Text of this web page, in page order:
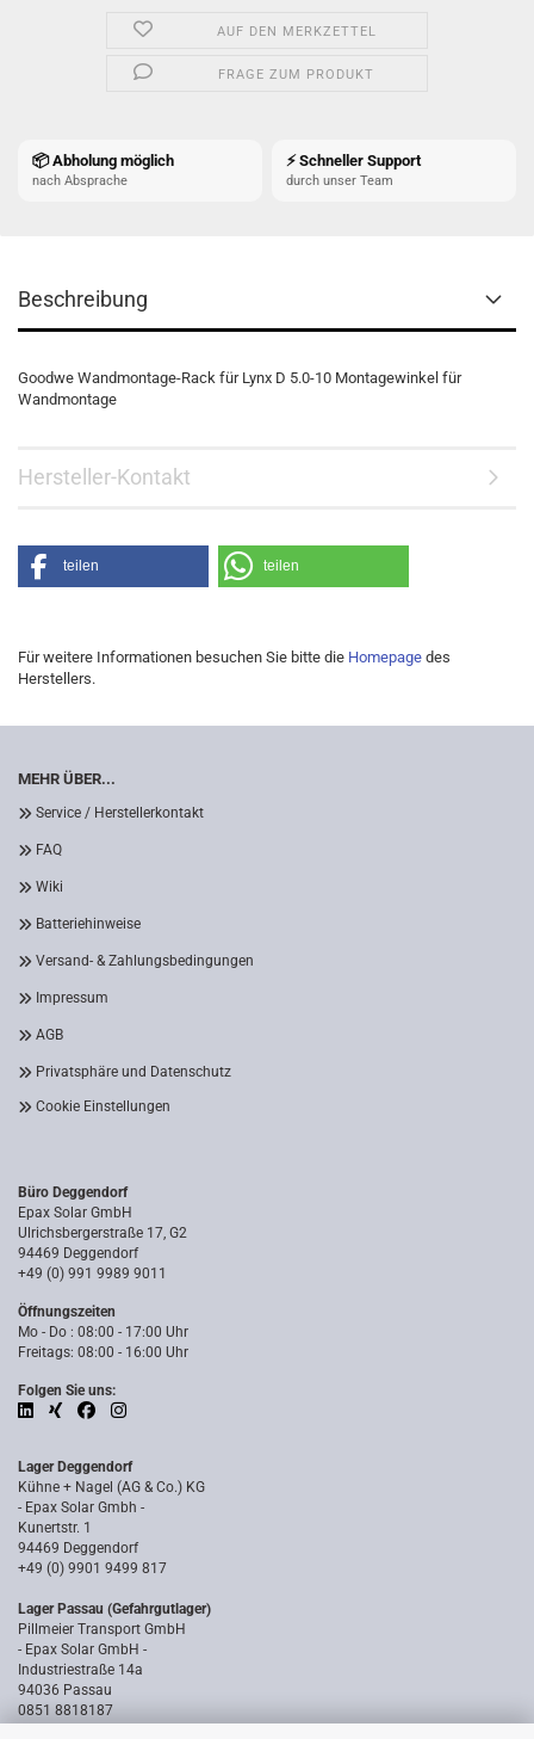
AUF DEN MERKZETTEL
FRAGE ZUM PRODUKT
📦 Abholung möglich
nach Absprache
⚡ Schneller Support
durch unser Team
Beschreibung
Goodwe Wandmontage-Rack für Lynx D 5.0-10 Montagewinkel für
Wandmontage
Hersteller-Kontakt
teilen teilen
Für weitere Informationen besuchen Sie bitte die Homepage des
Herstellers.
MEHR ÜBER...
Service / Herstellerkontakt
FAQ
Wiki
Batteriehinweise
Versand- & Zahlungsbedingungen
Impressum
AGB
Privatsphäre und Datenschutz
Cookie Einstellungen
Büro Deggendorf
Epax Solar GmbH
Ulrichsbergerstraße 17, G2
94469 Deggendorf
+49 (0) 991 9989 9011
Öffnungszeiten
Mo - Do : 08:00 - 17:00 Uhr
Freitags: 08:00 - 16:00 Uhr
Folgen Sie uns:
Lager Deggendorf
Kühne + Nagel (AG & Co.) KG
- Epax Solar Gmbh -
Kunertstr. 1
94469 Deggendorf
+49 (0) 9901 9499 817
Lager Passau (Gefahrgutlager)
Pillmeier Transport GmbH
- Epax Solar GmbH -
Industriestraße 14a
94036 Passau
0851 8818187